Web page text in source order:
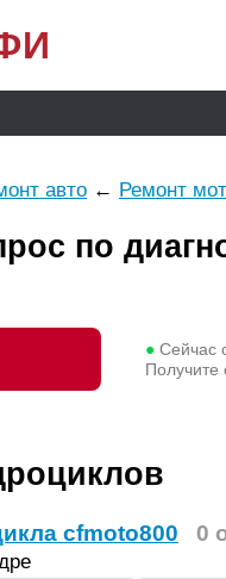
авто ← Ремонт
по
● Сейчас
Получите
cfmoto800 0